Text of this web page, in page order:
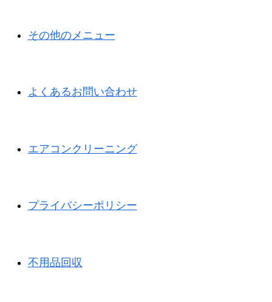
その他のメニュー
よくあるお問い合わせ
エアコンクリーニング
プライバシーポリシー
不用品回収